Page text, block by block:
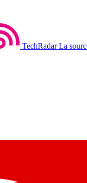
TechRadar La